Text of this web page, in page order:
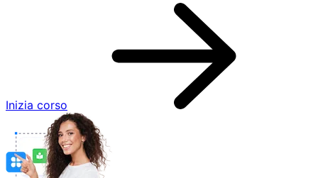
Inizia corso